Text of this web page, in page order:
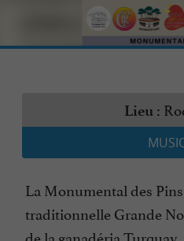
Lieu :
La Monumental des Pins
traditionnelle Grande
de la ganadéria Turquay.